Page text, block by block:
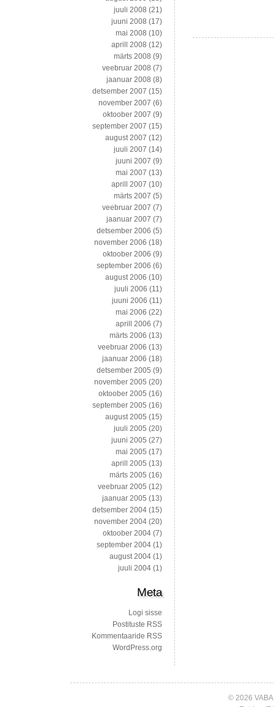
juuli 2008 (21)
juuni 2008 (17)
mai 2008 (10)
aprill 2008 (12)
märts 2008 (9)
veebruar 2008 (7)
jaanuar 2008 (8)
detsember 2007 (15)
november 2007 (6)
oktoober 2007 (9)
september 2007 (15)
august 2007 (12)
juuli 2007 (14)
juuni 2007 (9)
mai 2007 (13)
aprill 2007 (10)
märts 2007 (5)
veebruar 2007 (7)
jaanuar 2007 (7)
detsember 2006 (5)
november 2006 (18)
oktoober 2006 (9)
september 2006 (6)
august 2006 (10)
juuli 2006 (11)
juuni 2006 (11)
mai 2006 (22)
aprill 2006 (7)
märts 2006 (13)
veebruar 2006 (13)
jaanuar 2006 (18)
detsember 2005 (9)
november 2005 (20)
oktoober 2005 (16)
september 2005 (16)
august 2005 (15)
juuli 2005 (20)
juuni 2005 (27)
mai 2005 (17)
aprill 2005 (13)
märts 2005 (16)
veebruar 2005 (12)
jaanuar 2005 (13)
detsember 2004 (15)
november 2004 (20)
oktoober 2004 (7)
september 2004 (1)
august 2004 (1)
juuli 2004 (1)
Meta
Logi sisse
Postituste RSS
Kommentaaride RSS
WordPress.org
© 2026